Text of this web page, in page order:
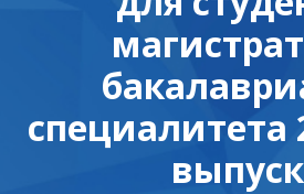
специалитета